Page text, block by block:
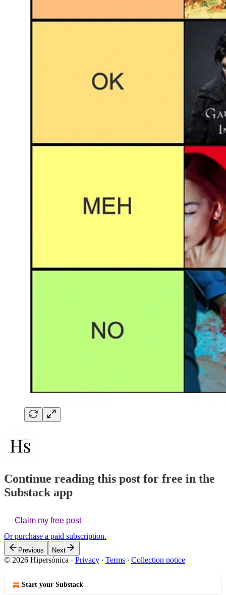
Continue reading this post for free in the
Substack app
Claim my free post
Or purchase a paid subscription.
Previous Next
© 2026 Hipersónica · Privacy ∙ Terms ∙ Collection notice
Start your Substack